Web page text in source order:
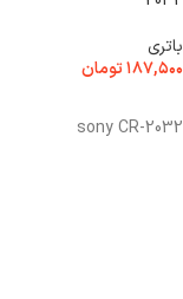
باتری
۱۸۷,۵۰۰تومان
sony CR-2032